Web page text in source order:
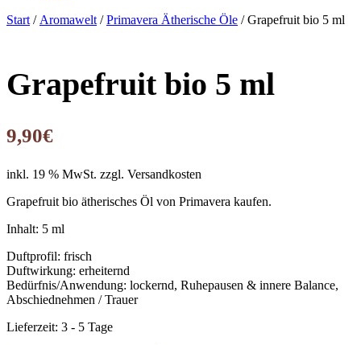
Start / Aromawelt /Primavera Ätherische Öle / Grapefruit bio 5 ml
Grapefruit bio 5 ml
9,90€
inkl. 19 % MwSt. zzgl. Versandkosten
Grapefruit bio ätherisches Öl von Primavera kaufen.
Inhalt: 5 ml
Duftprofil: frisch
Duftwirkung: erheiternd
Bedürfnis/Anwendung: lockernd, Ruhepausen & innere Balance,
Abschiednehmen / Trauer
Lieferzeit: 3 - 5 Tage